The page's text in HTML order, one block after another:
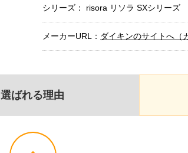
シリーズ： risora リソラ SXシリーズ
メーカーURL： ダイキンのサイトへ（
選ばれる理由